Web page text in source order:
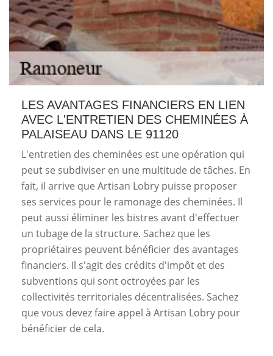
LES AVANTAGES FINANCIERS EN LIEN
AVEC L'ENTRETIEN DES CHEMINÉES À
PALAISEAU DANS LE 91120
L'entretien des cheminées est une opération qui
peut se subdiviser en une multitude de tâches. En
fait, il arrive que Artisan Lobry puisse proposer
ses services pour le ramonage des cheminées. Il
peut aussi éliminer les bistres avant d'effectuer
un tubage de la structure. Sachez que les
propriétaires peuvent bénéficier des avantages
financiers. Il s'agit des crédits d'impôt et des
subventions qui sont octroyées par les
collectivités territoriales décentralisées. Sachez
que vous devez faire appel à Artisan Lobry pour
bénéficier de cela.